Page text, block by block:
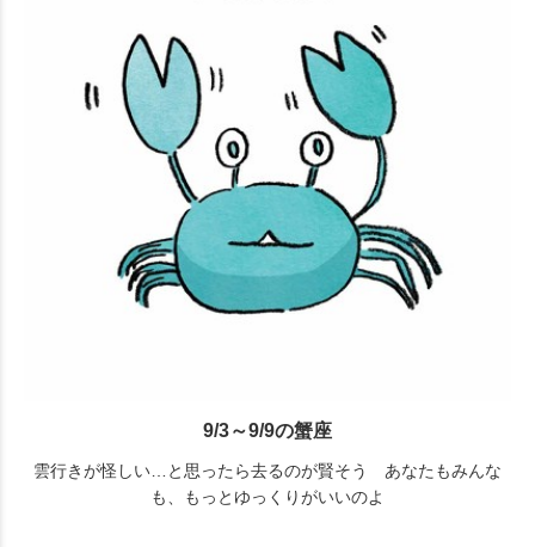
9/3～9/9の蟹座
雲行きが怪しい…と思ったら去るのが賢そう あなたもみんな
も、もっとゆっくりがいいのよ